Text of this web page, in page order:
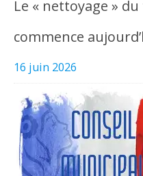
Le « nettoyage »
commence
16 juin 2026